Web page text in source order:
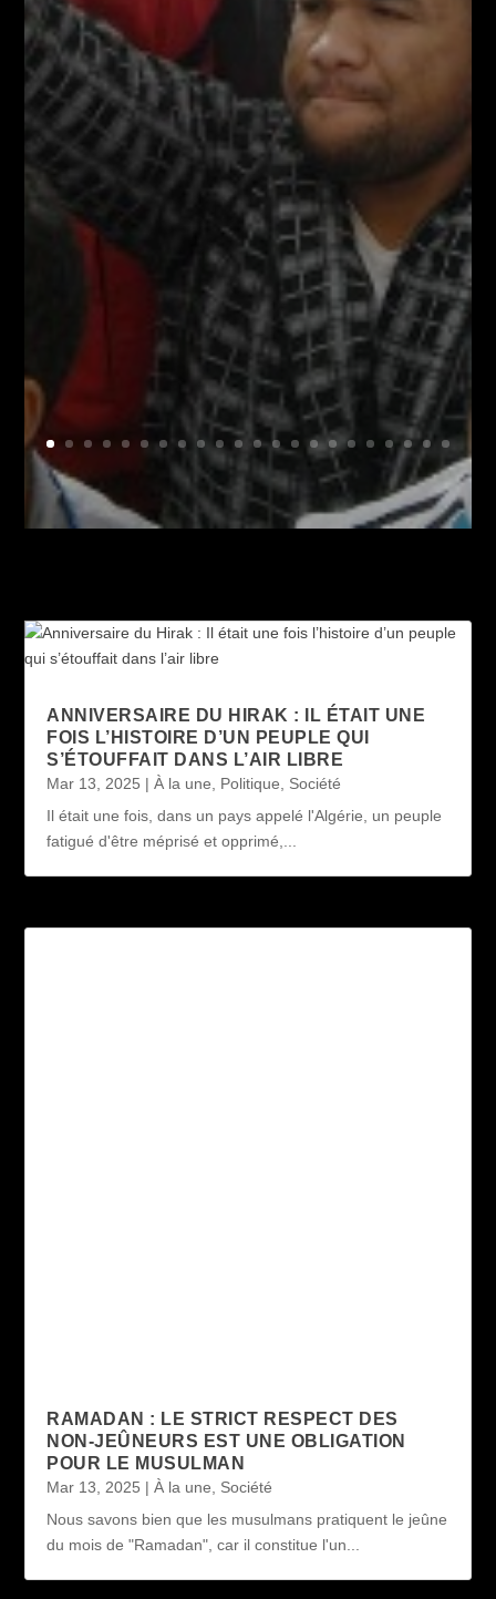
ANNIVERSAIRE DU HIRAK : IL ÉTAIT UNE
FOIS L’HISTOIRE D’UN PEUPLE QUI
S’ÉTOUFFAIT DANS L’AIR LIBRE
Mar 13, 2025 |À la une Politique
Société
Il était une fois, dans un pays appelé l'Algérie, un peuple
fatigué d'être méprisé et opprimé,...
RAMADAN : LE STRICT RESPECT DES
NON-JEÛNEURS EST UNE OBLIGATION
POUR LE MUSULMAN
Mar 13, 2025 |À la une
Société
Nous savons bien que les musulmans pratiquent le jeûne
du mois de "Ramadan", car il constitue l'un...